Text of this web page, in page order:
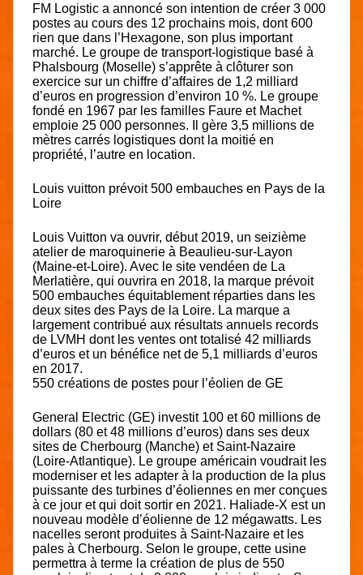
FM Logistic a annoncé son intention de créer 3 000
postes au cours des 12 prochains mois, dont 600
rien que dans l’Hexagone, son plus important
marché. Le groupe de transport-logistique basé à
Phalsbourg (Moselle) s’apprête à clôturer son
exercice sur un chiffre d’affaires de 1,2 milliard
d’euros en progression d’environ 10 %. Le groupe
fondé en 1967 par les familles Faure et Machet
emploie 25 000 personnes. Il gère 3,5 millions de
mètres carrés logistiques dont la moitié en
propriété, l’autre en location.
Louis vuitton prévoit 500 embauches en Pays de la
Loire
Louis Vuitton va ouvrir, début 2019, un seizième
atelier de maroquinerie à Beaulieu-sur-Layon
(Maine-et-Loire). Avec le site vendéen de La
Merlatière, qui ouvrira en 2018, la marque prévoit
500 embauches équitablement réparties dans les
deux sites des Pays de la Loire. La marque a
largement contribué aux résultats annuels records
de LVMH dont les ventes ont totalisé 42 milliards
d’euros et un bénéfice net de 5,1 milliards d’euros
en 2017.
550 créations de postes pour l’éolien de GE
General Electric (GE) investit 100 et 60 millions de
dollars (80 et 48 millions d’euros) dans ses deux
sites de Cherbourg (Manche) et Saint-Nazaire
(Loire-Atlantique). Le groupe américain voudrait les
moderniser et les adapter à la production de la plus
puissante des turbines d’éoliennes en mer conçues
à ce jour et qui doit sortir en 2021. Haliade-X est un
nouveau modèle d’éolienne de 12 mégawatts. Les
nacelles seront produites à Saint-Nazaire et les
pales à Cherbourg. Selon le groupe, cette usine
permettra à terme la création de plus de 550